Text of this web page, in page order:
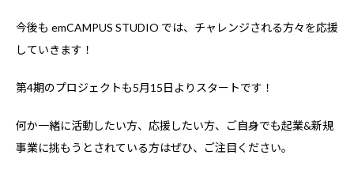
今後も emCAMPUS STUDIO では、チャレンジされる方々を応援
していきます！
第4期のプロジェクトも5月15日よりスタートです！
何か一緒に活動したい方、応援したい方、ご自身でも起業&新規
事業に挑もうとされている方はぜひ、ご注目ください。